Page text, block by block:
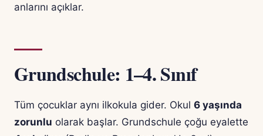
anlarını açıklar.
Grundschule: 1–4. Sınıf
Tüm çocuklar aynı ilkokula gider. Okul 6 yaşında
zorunlu olarak başlar. Grundschule çoğu eyalette